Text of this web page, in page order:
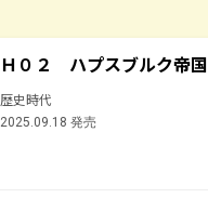
Ｈ０２ ハプスブルク帝国
歴史時代
2025.09.18 発売